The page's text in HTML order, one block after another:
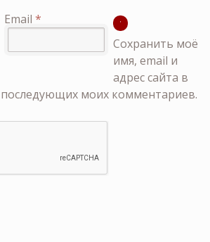
Email *
Сохранить моё
имя, email и
адрес сайта в
последующих моих комментариев.